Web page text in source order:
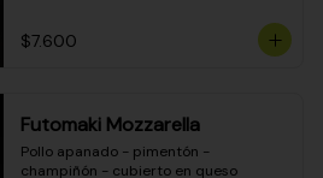
$7.600
Futomaki Mozzarella
Pollo apanado - pimentón -
champiñón - cubierto en queso